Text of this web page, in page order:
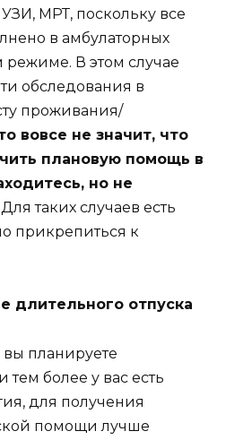
МРТ, поскольку все
в амбулаторных
режиме. В этом случае
обследования в
проживания/
вовсе не значит, что
плановую помощь в
но не
Для таких случаев есть
прикрепиться к
длительного отпуска
планируете
тем более у вас есть
для получения
помощи лучше